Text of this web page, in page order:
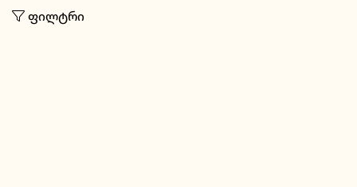
ფილტრი